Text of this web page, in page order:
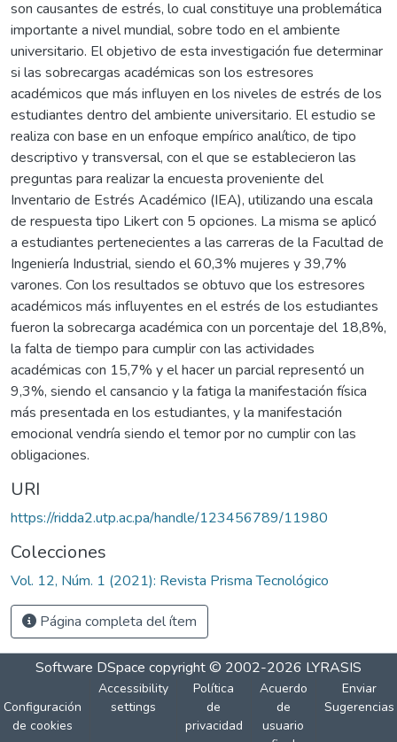
son causantes de estrés, lo cual constituye una problemática
importante a nivel mundial, sobre todo en el ambiente
universitario. El objetivo de esta investigación fue determinar
si las sobrecargas académicas son los estresores
académicos que más influyen en los niveles de estrés de los
estudiantes dentro del ambiente universitario. El estudio se
realiza con base en un enfoque empírico analítico, de tipo
descriptivo y transversal, con el que se establecieron las
preguntas para realizar la encuesta proveniente del
Inventario de Estrés Académico (IEA), utilizando una escala
de respuesta tipo Likert con 5 opciones. La misma se aplicó
a estudiantes pertenecientes a las carreras de la Facultad de
Ingeniería Industrial, siendo el 60,3% mujeres y 39,7%
varones. Con los resultados se obtuvo que los estresores
académicos más influyentes en el estrés de los estudiantes
fueron la sobrecarga académica con un porcentaje del 18,8%,
la falta de tiempo para cumplir con las actividades
académicas con 15,7% y el hacer un parcial representó un
9,3%, siendo el cansancio y la fatiga la manifestación física
más presentada en los estudiantes, y la manifestación
emocional vendría siendo el temor por no cumplir con las
obligaciones.
URI
https://ridda2.utp.ac.pa/handle/123456789/11980
Colecciones
Vol. 12, Núm. 1 (2021): Revista Prisma Tecnológico
Página completa del ítem
Software DSpace copyright © 2002-2026 LYRASIS
Configuración
de cookies
Accessibility
settings
Política
de
privacidad
Acuerdo
de
usuario
Enviar
Sugerencias